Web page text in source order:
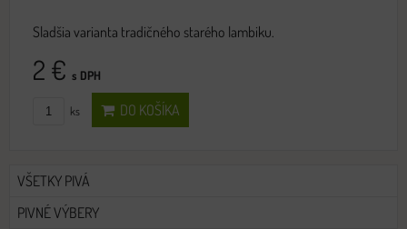
Sladšia varianta tradičného starého lambiku.
2 € s DPH
ks DO KOŠÍKA
VŠETKY PIVÁ
PIVNÉ VÝBERY